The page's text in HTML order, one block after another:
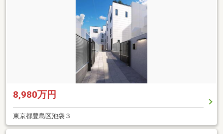
8,980万円
東京都豊島区池袋３